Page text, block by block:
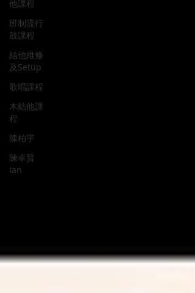
他課程
班制流行
鼓課程
結他維修
及Setup
歌唱課程
木結他課
程
陳柏宇
陳卓賢
Ian